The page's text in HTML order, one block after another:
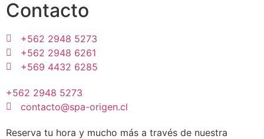
Contacto
+562 2948 5273
+562 2948 6261
+569 4432 6285
+562 2948 5273
contacto@spa-origen.cl
Reserva tu hora y mucho más a través de nuestra